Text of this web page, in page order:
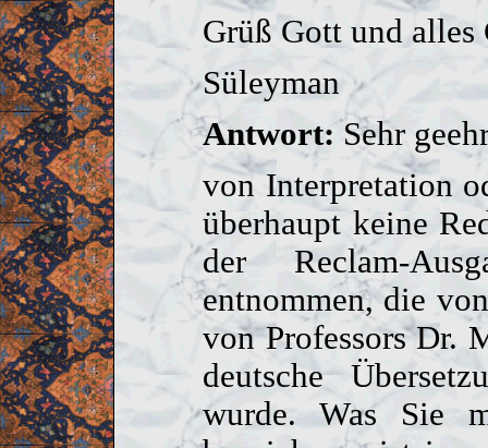
Grüß Gott und alles
Süleyman
Antwort:Sehr
von Interpretation
überhaupt keine
der Reclam-
entnommen, die
von Professors Dr.
deutsche
wurde. Was Sie